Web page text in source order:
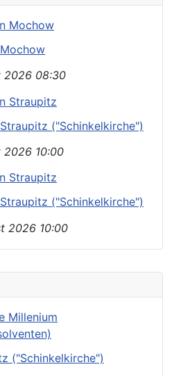
Millenium
("Schinkelkirche")
Mochow
2026 08:30
Straupitz
("Schinkelkirche")
2026 10:00
Straupitz
("Schinkelkirche")
2026 10:00